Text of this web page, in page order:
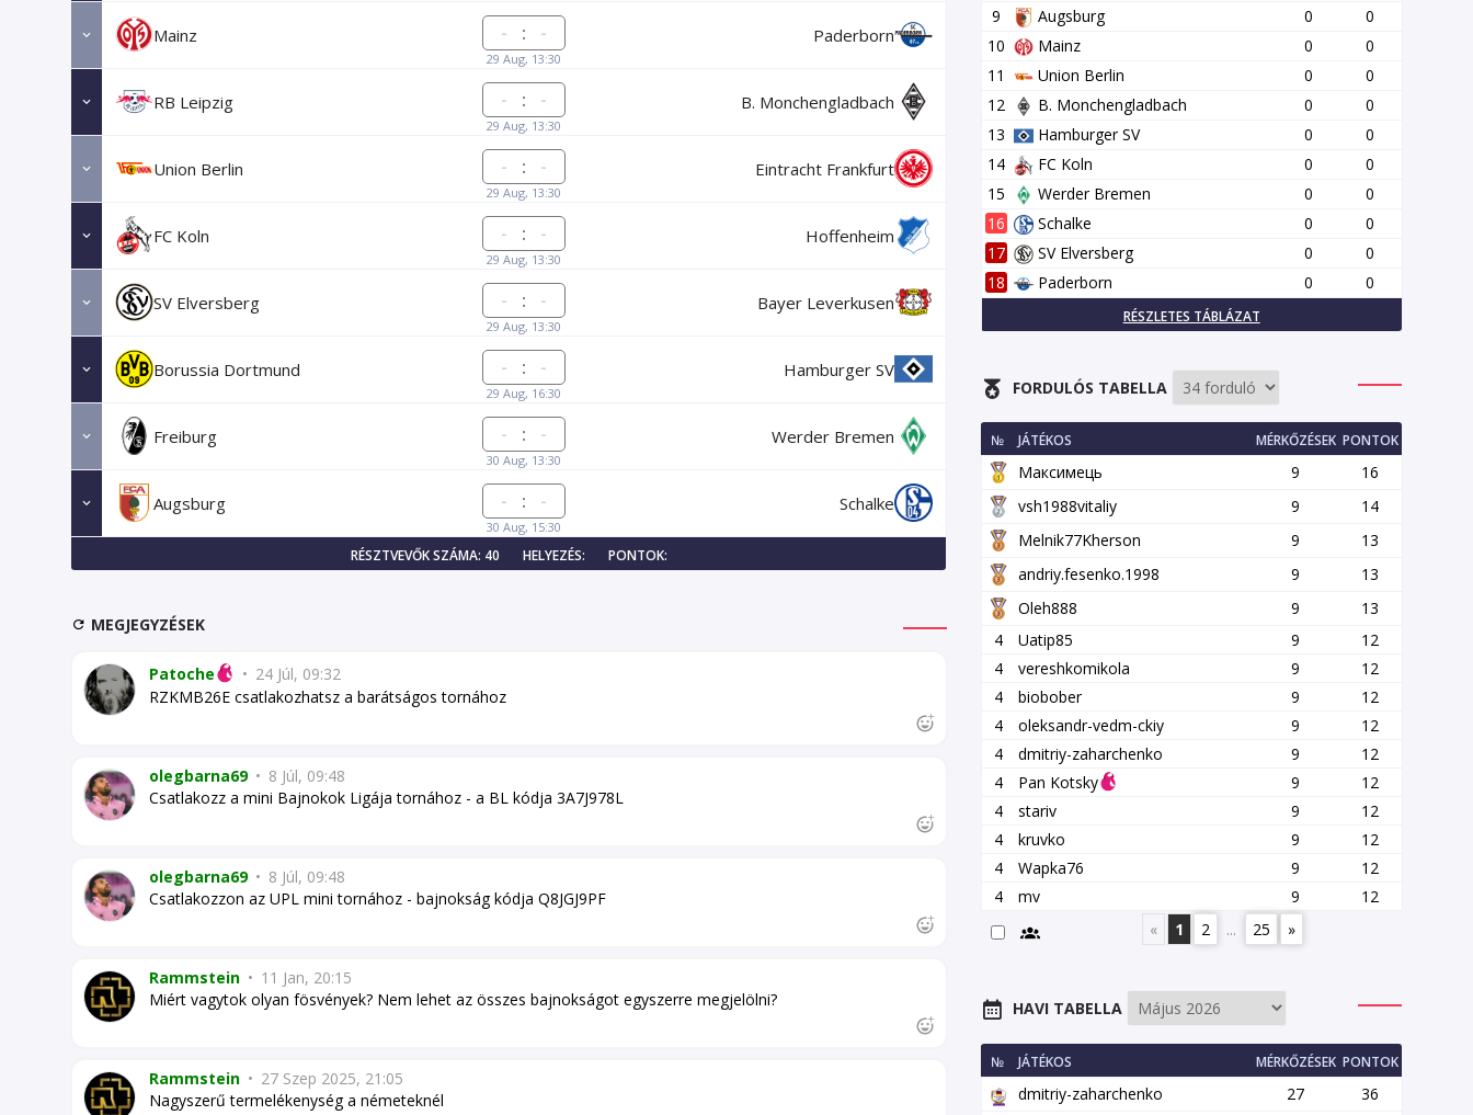
Mainz :
29 Aug, 13:30
Paderborn
RB Leipzig :
29 Aug, 13:30
B. Monchengladbach
Union Berlin :
29 Aug, 13:30
Eintracht Frankfurt
FC Koln :
29 Aug, 13:30
Hoffenheim
SV Elversberg :
29 Aug, 13:30
Bayer Leverkusen
Borussia Dortmund :
29 Aug, 16:30
Hamburger SV
Freiburg :
30 Aug, 13:30
Werder Bremen
Augsburg :
30 Aug, 15:30
Schalke
RÉSZTVEVŐK SZÁMA: 40 HELYEZÉS: PONTOK:
MEGJEGYZÉSEK
Patoche • 24 Júl, 09:32
RZKMB26E csatlakozhatsz a barátságos tornához
olegbarna69 • 8 Júl, 09:48
Csatlakozz a mini Bajnokok Ligája tornához - a BL kódja 3A7J978L
olegbarna69 • 8 Júl, 09:48
Csatlakozzon az UPL mini tornához - bajnokság kódja Q8JGJ9PF
Rammstein • 11 Jan, 20:15
Miért vagytok olyan fösvények? Nem lehet az összes bajnokságot egyszerre megjelölni?
Rammstein • 27 Szep 2025, 21:05
Nagyszerű termelékenység a németeknél
9
Augsburg 0
0
10
Mainz 0
0
11
Union Berlin 0
0
12
B. Monchengladbach 0
0
13
Hamburger SV 0
0
14
FC Koln 0
0
15
Werder Bremen 0
0
16
Schalke 0
0
17
SV Elversberg 0
0
18
Paderborn 0 0
RÉSZLETES TÁBLÁZAT
FORDULÓS TABELLA
№ JÁTÉKOS MÉRKŐZÉSEK PONTOK
Максимець 9
16
vsh1988vitaliy
9
14
Melnik77Kherson
9
13
andriy.fesenko.1998
9
13
Oleh888
9
13
4
Uatip85 9
12
4
vereshkomikola 9
12
4
biobober 9
12
4
oleksandr-vedm-ckiy 9
12
4
dmitriy-zaharchenko 9
12
4
Pan Kotsky 9
12
4
stariv 9
12
4
kruvko 9
12
4
Wapka76 9
12
4
mv 9
12
«
1 2 ... 25 »
HAVI TABELLA
№ JÁTÉKOS MÉRKŐZÉSEK PONTOK
dmitriy-zaharchenko 27
36